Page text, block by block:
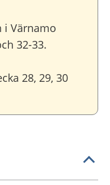
i Värnamo
32-33.
28, 29, 30